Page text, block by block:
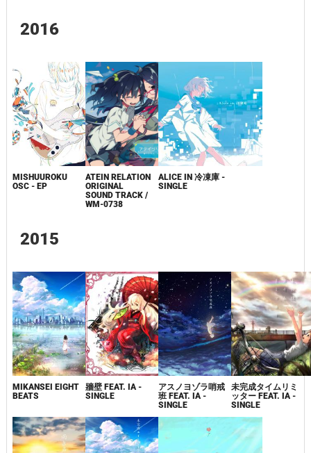
2016
MISHUUROKU
OSC - EP
ATEIN RELATION
ORIGINAL
SOUND TRACK /
WM-0738
ALICE IN 冷凍庫 -
SINGLE
2015
MIKANSEI EIGHT
BEATS
牆壁 FEAT. IA -
SINGLE
アスノヨゾラ哨戒
班 FEAT. IA -
SINGLE
未完成タイムリミ
ッター FEAT. IA -
SINGLE